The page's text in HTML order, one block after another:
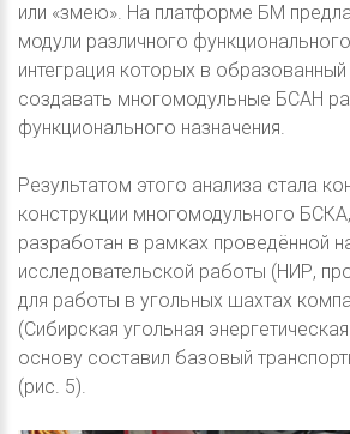
или «змею». На платформе БМ
модули различного
интеграция которых в
создавать многомодульные БСАН
функционального назначения.
Результатом этого анализа стала
конструкции многомодульного
разработан в рамках проведённой
исследовательской работы (НИР,
для работы в угольных шахтах
(Сибирская угольная
основу составил базовый
(рис. 5).